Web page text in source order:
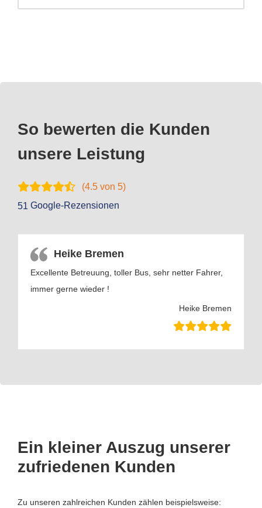
So bewerten die Kunden
unsere Leistung
(4.5 von 5)
51 Google-Rezensionen
Heike Bremen
Excellente Betreuung, toller Bus, sehr netter Fahrer,
immer gerne wieder !
Heike Bremen
Ein kleiner Auszug unserer
zufriedenen Kunden
Zu unseren zahlreichen Kunden zählen beispielsweise: